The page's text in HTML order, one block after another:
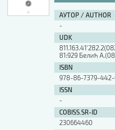
АУТОР / AUTHOR
-
UDK
81:929 Белић
ISBN
978-86-7379-
ISSN
-
COBISS.SR-ID
230664460